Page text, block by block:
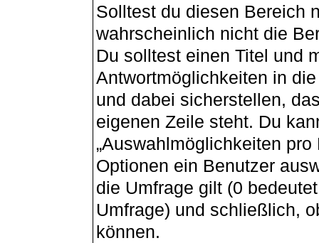
Solltest du diesen Bereich
wahrscheinlich nicht die
Du solltest einen Titel und
Antwortmöglichkeiten in
und dabei sicherstellen,
eigenen Zeile steht. Du
„Auswahlmöglichkeiten
Optionen ein Benutzer
die Umfrage gilt (0
Umfrage) und schließlich,
können.